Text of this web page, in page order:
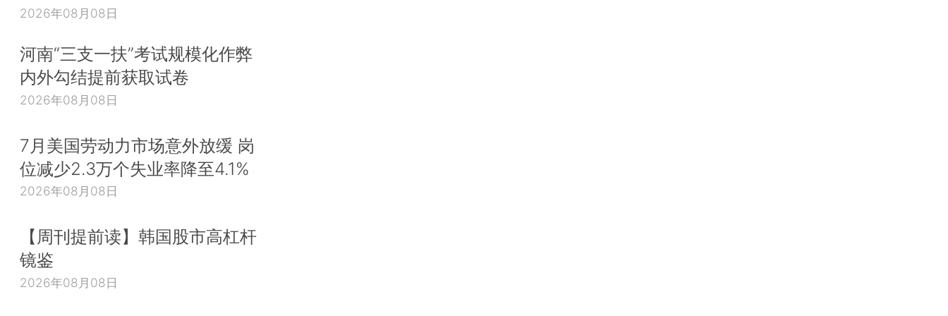
2026年08月08日
河南“三支一扶”考试规模化作弊
内外勾结提前获取试卷
2026年08月08日
7月美国劳动力市场意外放缓 岗
位减少2.3万个失业率降至4.1%
2026年08月08日
【周刊提前读】韩国股市高杠杆
镜鉴
2026年08月08日